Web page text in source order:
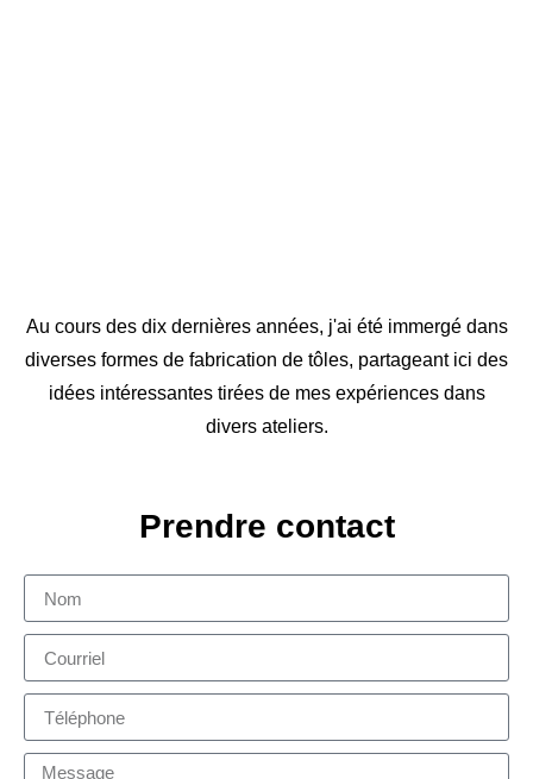
Au cours des dix dernières années, j'ai été immergé dans
diverses formes de fabrication de tôles, partageant ici des
idées intéressantes tirées de mes expériences dans
divers ateliers.
Prendre contact